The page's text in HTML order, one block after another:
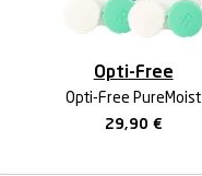
Opti-Free
Opti-Free PureMoist
29,90 €